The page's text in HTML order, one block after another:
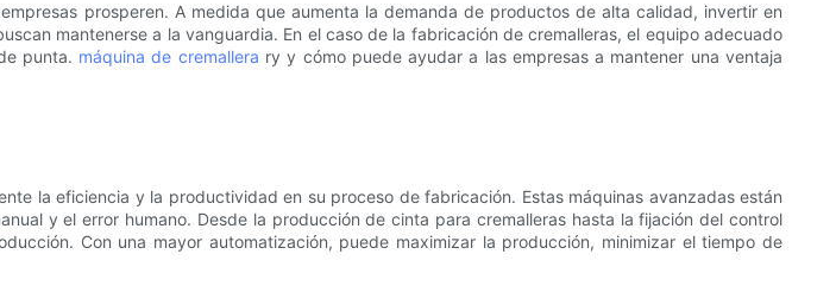
prosperen. A medida que aumenta la demanda de productos de alta calidad, invertir en
mantenerse a la vanguardia. En el caso de la fabricación de cremalleras, el equipo adecuado
punta. máquina de cremallera ry y cómo puede ayudar a las empresas a mantener una ventaja
la eficiencia y la productividad en su proceso de fabricación. Estas máquinas avanzadas están
y el error humano. Desde la producción de cinta para cremalleras hasta la fijación del control
Con una mayor automatización, puede maximizar la producción, minimizar el tiempo de